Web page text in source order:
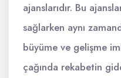
ajanslarıdır. Bu
sağlarken aynı
büyüme ve gelişme
çağında rekabetin